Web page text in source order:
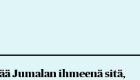
Jumalan ihmeenä sitä,